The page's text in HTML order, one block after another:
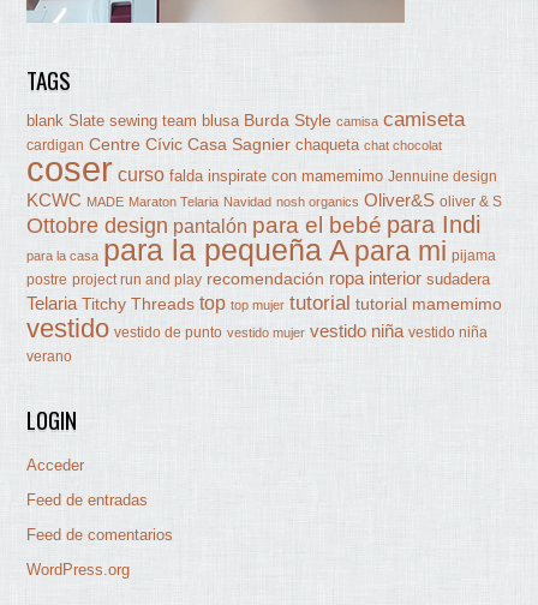
TAGS
blank Slate sewing team blusa Burda Style camisa camiseta
cardigan Centre Cívic Casa Sagnier chaqueta chat chocolat
coser curso falda inspirate con mamemimo Jennuine design
KCWC MADE Maraton Telaria Navidad nosh organics Oliver&S oliver & S
Ottobre design pantalón para el bebé para Indi
para la casa para la pequeña A para mi pijama
postre project run and play recomendación ropa interior sudadera
Telaria Titchy Threads top top mujer tutorial tutorial mamemimo
vestido vestido de punto vestido mujer vestido niña vestido niña
verano
LOGIN
Acceder
Feed de entradas
Feed de comentarios
WordPress.org